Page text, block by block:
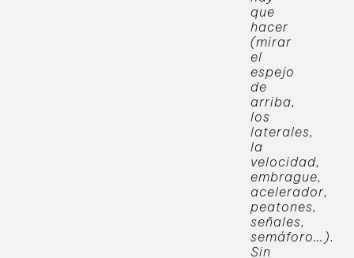
que
hacer
(mirar
el
espejo
de
arriba,
los
laterales,
la
velocidad,
embrague,
acelerador,
peatones,
señales,
semáforo…).
Sin